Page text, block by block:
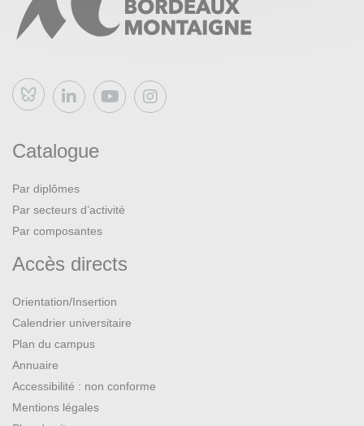
Bluesky
Catalogue
Par diplômes
Par secteurs d’activité
Par composantes
Accès directs
Orientation/Insertion
Calendrier universitaire
Plan du campus
Annuaire
Accessibilité : non conforme
Mentions légales